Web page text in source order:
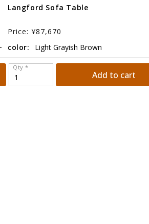
Langford Sofa Table
Price: ¥87,670
color:
Qty *
Add to cart